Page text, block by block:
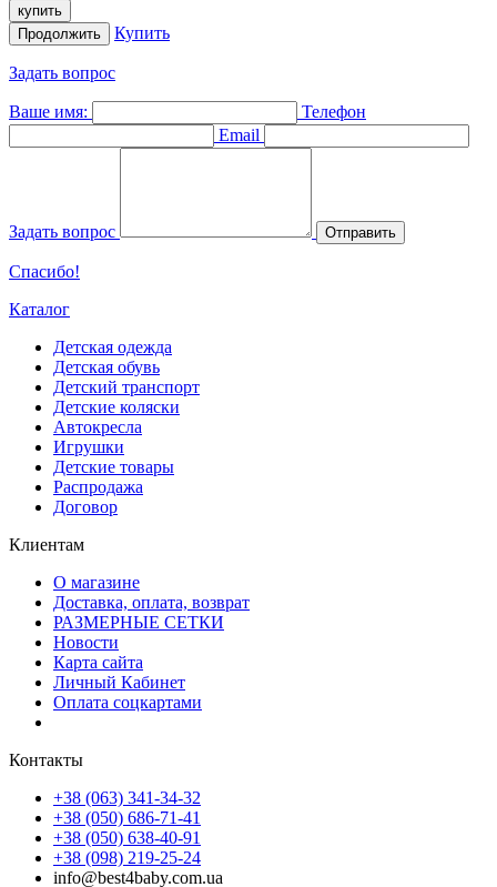
купить
Продолжить
Купить
Задать вопрос
Ваше имя:
Телефон
Email
Задать вопрос Отправить
Спасибо!
Каталог
Детская одежда
Детская обувь
Детский транспорт
Детские коляски
Автокресла
Игрушки
Детские товары
Распродажа
Договор
Клиентам
О магазине
Доставка, оплата, возврат
РАЗМЕРНЫЕ СЕТКИ
Новости
Карта сайта
Личный Кабинет
Оплата соцкартами
Контакты
+38 (063) 341-34-32
+38 (050) 686-71-41
+38 (050) 638-40-91
+38 (098) 219-25-24
info@best4baby.com.ua